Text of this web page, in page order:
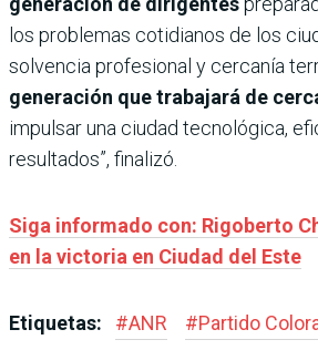
los problemas cotidianos de los
solvencia profesional y cercanía
generación que trabajará de
impulsar una ciudad tecnológica,
resultados”, finalizó.
Siga informado con: Rigoberto
en la victoria en Ciudad del Este
Etiquetas: #ANR #Partido